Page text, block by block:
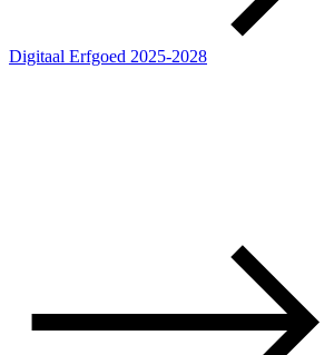
Digitaal Erfgoed 2025-2028